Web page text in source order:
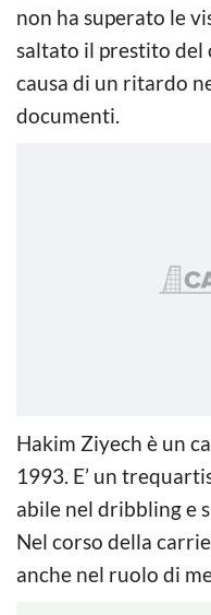
non ha superato le
saltato il prestito del
causa di un ritardo
documenti.
Hakim Ziyech è un
1993. E’ un
abile nel dribbling e
Nel corso della
anche nel ruolo di